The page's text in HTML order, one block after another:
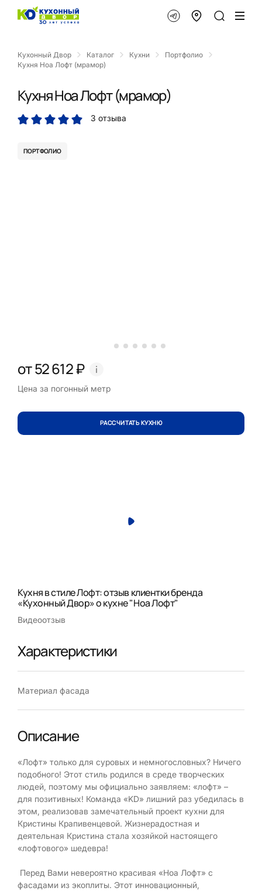
Кухонный Двор Каталог Кухни
Портфолио
Кухня Ноа Лофт (мрамор)
Кухня Ноа Лофт (мрамор)
3 отзыва
ПОРТФОЛИО
от 52 612 ₽
Цена за погонный метр
РАССЧИТАТЬ КУХНЮ
Кухня в стиле Лофт: отзыв клиентки бренда
«Кухонный Двор» о кухне "Ноа Лофт"
Видеоотзыв
Характеристики
Материал фасада
Описание
«Лофт» только для суровых и немногословных? Ничего
подобного! Этот стиль родился в среде творческих
людей, поэтому мы официально заявляем: «лофт» –
для позитивных! Команда «KD» лишний раз убедилась в
этом, реализовав замечательный проект кухни для
Кристины Крапивенцевой. Жизнерадостная и
деятельная Кристина стала хозяйкой настоящего
«лофтового» шедевра!
Перед Вами невероятно красивая «Ноа Лофт» с
фасадами из экоплиты. Этот инновационный,